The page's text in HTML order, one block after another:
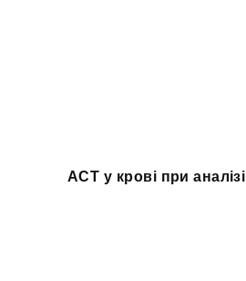
АСТ у крові при аналізі